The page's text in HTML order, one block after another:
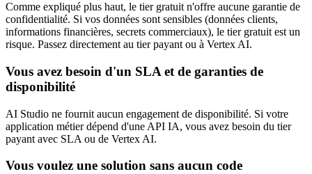
Comme expliqué plus haut, le tier gratuit n'offre aucune garantie de
confidentialité. Si vos données sont sensibles (données clients,
informations financières, secrets commerciaux), le tier gratuit est un
risque. Passez directement au tier payant ou à Vertex AI.
Vous avez besoin d'un SLA et de garanties de
disponibilité
AI Studio ne fournit aucun engagement de disponibilité. Si votre
application métier dépend d'une API IA, vous avez besoin du tier
payant avec SLA ou de Vertex AI.
Vous voulez une solution sans aucun code